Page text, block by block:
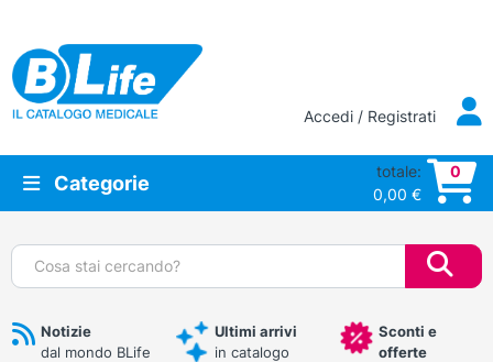
Vai al contenuto principale
Accedi / Registrati
Categorie
totale:
0,00 €
0
Cerca:
Notizie
dal mondo BLife
Ultimi arrivi
in catalogo
Sconti e
offerte